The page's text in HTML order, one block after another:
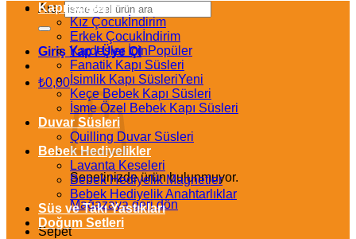
Ara:
Giriş Yap / Üye Ol
₺0,00
Sepetinizde ürün bulunmuyor.
Mağazaya geri dön
Sepet
Kapı Süsleri
Kız Çocuk
Erkek Çocuk
Kardeşler İçin
Fanatik Kapı Süsleri
İsimlik Kapı Süsleri
Keçe Bebek Kapı Süsleri
İsme Özel Bebek Kapı Süsleri
Duvar Süsleri
Quilling Duvar Süsleri
Bebek Hediyelikler
Lavanta Keseleri
Bebek Hediyelik Magnetler
Bebek Hediyelik Anahtarlıklar
Süs ve Takı Yastıkları
Doğum Setleri